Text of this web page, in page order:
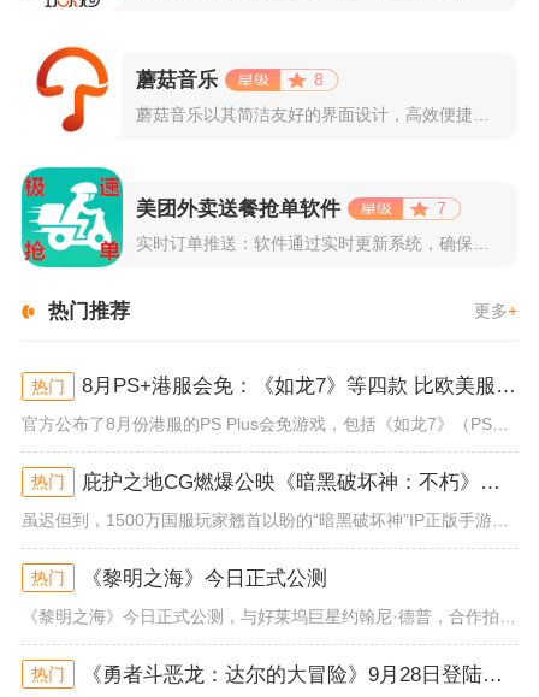
蘑菇音乐
8
美团外卖送餐抢单软件
7
热门推荐 更多+
热门 8月PS+港服会免：《如龙7》等四款 比欧美服多一款
官方公布了8月份港服的PS Plus会免游戏，包括《如龙7》（PS4/PS5）、《小小梦魇》（PS4）、《托尼霍克职业滑...
热门 庇护之地CG燃爆公映《暗黑破坏神：不朽》今日全平台上线
虽迟但到，1500万国服玩家翘首以盼的“暗黑破坏神”IP正版手游《暗黑破坏神：不朽》已于今日全平台上线！动作RPG王者再...
热门 《黎明之海》今日正式公测
热门 《勇者斗恶龙：达尔的大冒险》9月28日登陆苹果谷歌应用商店